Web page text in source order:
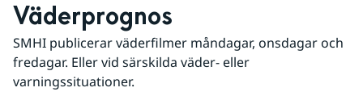
Väderprognos
SMHI publicerar väderfilmer måndagar, onsdagar och
fredagar. Eller vid särskilda väder- eller
varningssituationer.